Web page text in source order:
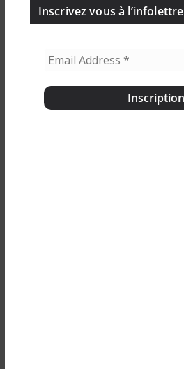
Inscrivez vous à l’infolettre